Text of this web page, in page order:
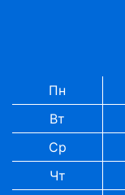
Пн
Вт
Ср
Чт